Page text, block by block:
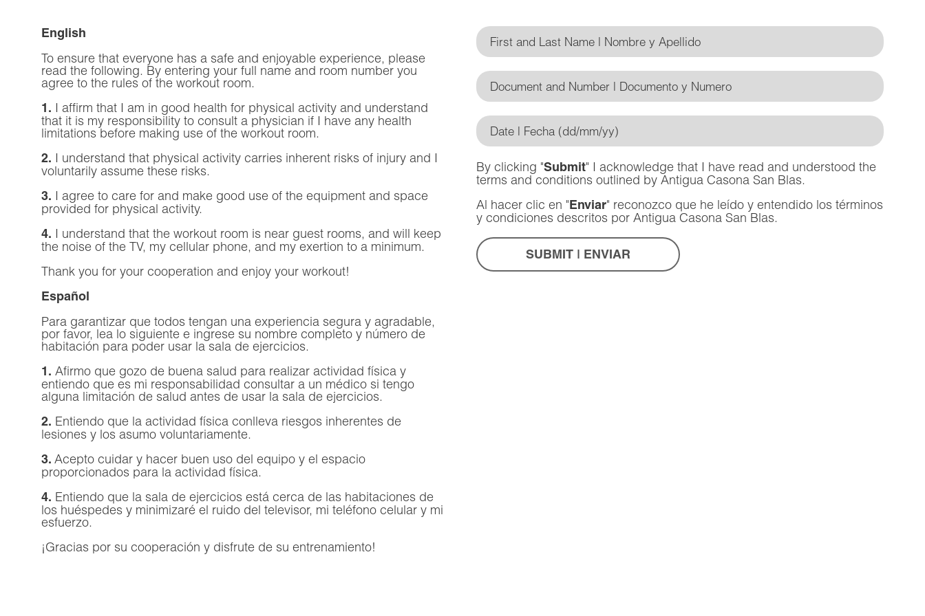
English
To ensure that everyone has a safe and enjoyable experience, please
read the following. By entering your full name and room number you
agree to the rules of the workout room.
1. I affirm that I am in good health for physical activity and understand
that it is my responsibility to consult a physician if I have any health
limitations before making use of the workout room.
2. I understand that physical activity carries inherent risks of injury and I
voluntarily assume these risks.
3. I agree to care for and make good use of the equipment and space
provided for physical activity.
4. I understand that the workout room is near guest rooms, and will keep
the noise of the TV, my cellular phone, and my exertion to a minimum.
Thank you for your cooperation and enjoy your workout!
Español
Para garantizar que todos tengan una experiencia segura y agradable,
por favor, lea lo siguiente e ingrese su nombre completo y número de
habitación para poder usar la sala de ejercicios.
1. Afirmo que gozo de buena salud para realizar actividad física y
entiendo que es mi responsabilidad consultar a un médico si tengo
alguna limitación de salud antes de usar la sala de ejercicios.
2. Entiendo que la actividad física conlleva riesgos inherentes de
lesiones y los asumo voluntariamente.
3. Acepto cuidar y hacer buen uso del equipo y el espacio
proporcionados para la actividad física.
4. Entiendo que la sala de ejercicios está cerca de las habitaciones de
los huéspedes y minimizaré el ruido del televisor, mi teléfono celular y mi
esfuerzo.
¡Gracias por su cooperación y disfrute de su entrenamiento!
By clicking "Submit" I acknowledge that I have read and understood the
terms and conditions outlined by Antigua Casona San Blas.
Al hacer clic en "Enviar" reconozco que he leído y entendido los términos
y condiciones descritos por Antigua Casona San Blas.